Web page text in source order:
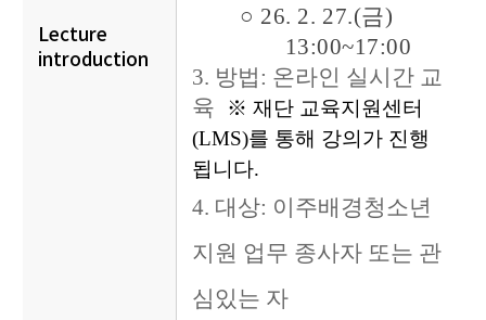
Lecture
introduction
○ 26. 2. 27.(금)
13:00~17:00
3. 방법: 온라인 실시간 교
육
※ 재단 교육지원센터
(LMS)를 통해 강의가 진행
됩니다.
4. 대상: 이주배경청소년
지원 업무 종사자 또는 관
심있는 자